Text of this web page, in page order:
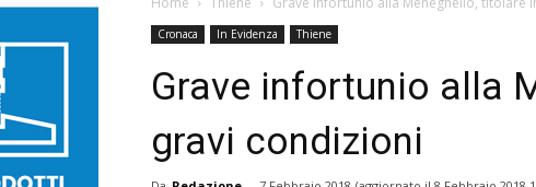
Cronaca In Evidenza Thiene
Grave infortunio alla
gravi condizioni